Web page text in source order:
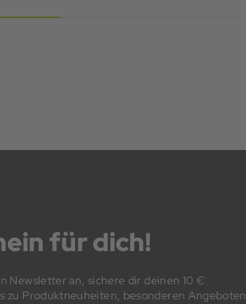
für dich!
Newsletter an, sichere dir deinen 10 €
zu Produktneuheiten, besonderen Angeboten